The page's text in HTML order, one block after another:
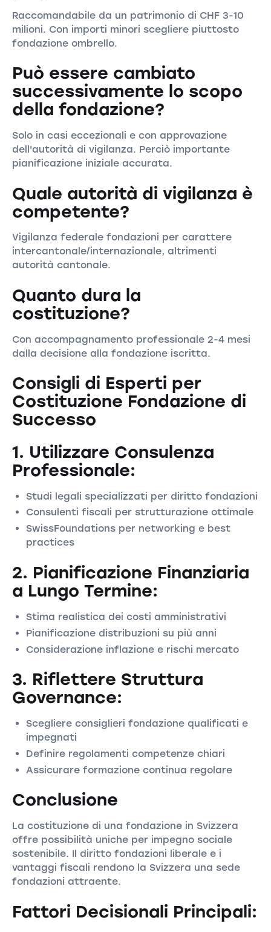
Raccomandabile da un patrimonio di CHF 3-10
milioni. Con importi minori scegliere piuttosto
fondazione ombrello.
Può essere cambiato
successivamente lo scopo
della fondazione?
Solo in casi eccezionali e con approvazione
dell'autorità di vigilanza. Perciò importante
pianificazione iniziale accurata.
Quale autorità di vigilanza è
competente?
Vigilanza federale fondazioni per carattere
intercantonale/internazionale, altrimenti
autorità cantonale.
Quanto dura la
costituzione?
Con accompagnamento professionale 2-4 mesi
dalla decisione alla fondazione iscritta.
Consigli di Esperti per
Costituzione Fondazione di
Successo
1. Utilizzare Consulenza
Professionale:
Studi legali specializzati per diritto fondazioni
Consulenti fiscali per strutturazione ottimale
SwissFoundations per networking e best
practices
2. Pianificazione Finanziaria
a Lungo Termine:
Stima realistica dei costi amministrativi
Pianificazione distribuzioni su più anni
Considerazione inflazione e rischi mercato
3. Riflettere Struttura
Governance:
Scegliere consiglieri fondazione qualificati e
impegnati
Definire regolamenti competenze chiari
Assicurare formazione continua regolare
Conclusione
La costituzione di una fondazione in Svizzera
offre possibilità uniche per impegno sociale
sostenibile. Il diritto fondazioni liberale e i
vantaggi fiscali rendono la Svizzera una sede
fondazioni attraente.
Fattori Decisionali Principali: